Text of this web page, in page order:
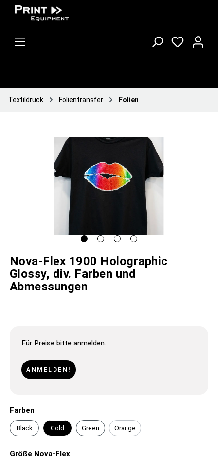
Textildruck Folientransfer Folien
Nova-Flex 1900 Holographic
Glossy, div. Farben und
Abmessungen
Für Preise bitte anmelden.
ANMELDEN!
Farben
Black Gold Green Orange
Größe Nova-Flex